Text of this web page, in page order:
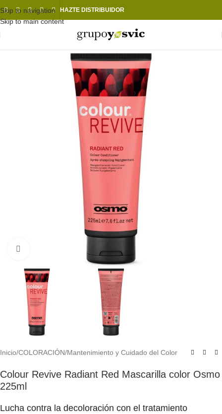
Skip to navigation
Skip to main content
HAZTE DISTRIBUIDOR
Inicio/COLORACIÓN/Mantenimiento y Cuidado del Color
Colour Revive Radiant Red Mascarilla color Osmo
225ml
Lucha contra la decoloración con el tratamiento